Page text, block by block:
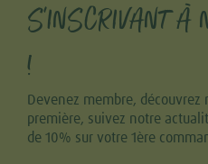
S'INSCRIVANT À
!
Devenez membre,
première, suivez notre
de 10% sur votre 1ère